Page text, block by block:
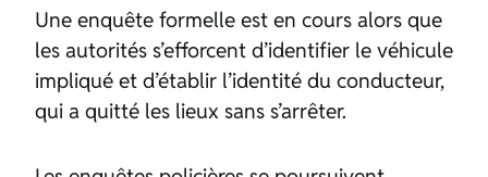
Une enquête formelle est en cours alors que
les autorités s’efforcent d’identifier le véhicule
impliqué et d’établir l’identité du conducteur,
qui a quitté les lieux sans s’arrêter.